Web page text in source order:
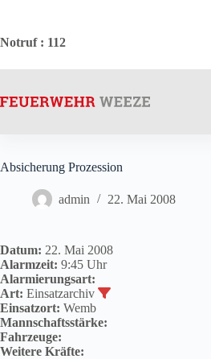
springen
Notruf: 112
Absicherung Prozession
admin 22. Mai 2008
Datum: 22. Mai 2008
Alarmzeit: 9:45 Uhr
Alarmierungsart:
Art: Einsatzarchiv
Einsatzort: Wemb
Mannschaftsstärke:
Fahrzeuge:
Weitere Kräfte: